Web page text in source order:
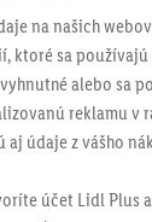
na našich
ktoré sa
alebo sa
reklamu v
údaje z vášho
účet Lidl Plus